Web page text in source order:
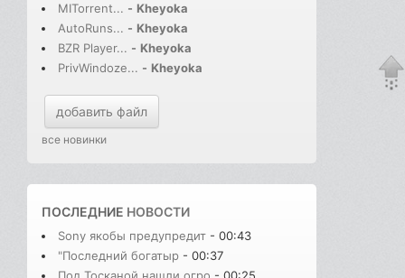
MITorrent... - Kheyoka
AutoRuns... - Kheyoka
BZR Player... - Kheyoka
PrivWindoze... - Kheyoka
добавить файл
все новинки
ПОСЛЕДНИЕ НОВОСТИ
Sony якобы предупредит - 00:43
"Последний богатыр - 00:37